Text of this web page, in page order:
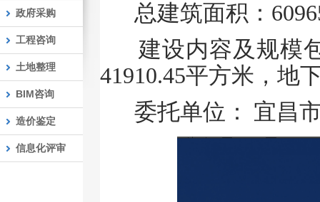
政府采购
工程咨询
土地整理
BIM咨询
造价鉴定
信息化评审
总建筑面积：
建设内容及规模
41910.45平方米，地
委托单位：
宜昌